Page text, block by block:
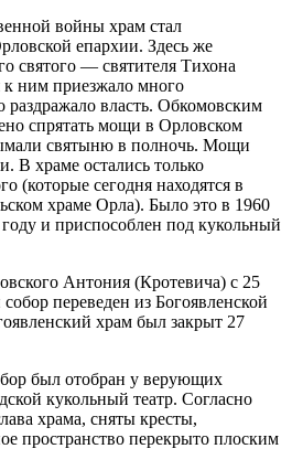
войны храм стал
епархии. Здесь же
святого — святителя Тихона
к ним приезжало много
раздражало власть. Обкомовским
спрятать мощи в Орловском
святыню в полночь. Мощи
В храме остались только
(которые сегодня находятся в
храме Орла). Было это в 1960
и приспособлен под кукольный
Антония (Кротевича) с 25
переведен из Богоявленской
храм был закрыт 27
был отобран у верующих
кукольный театр. Согласно
храма, сняты кресты,
пространство перекрыто плоским